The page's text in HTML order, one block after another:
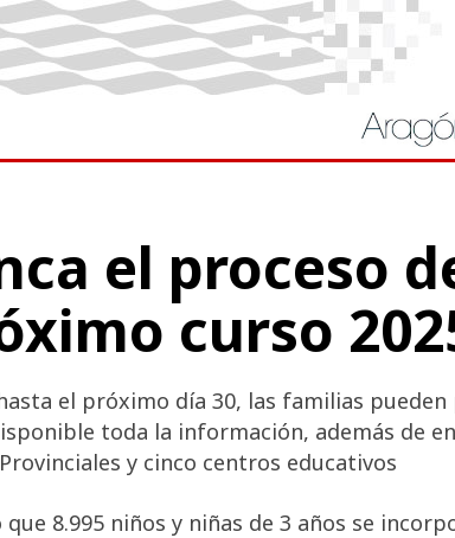
el proceso
curso
el próximo día 30, las familias
toda la información, además de
y cinco centros educativos
8.995 niños y niñas de 3 años se